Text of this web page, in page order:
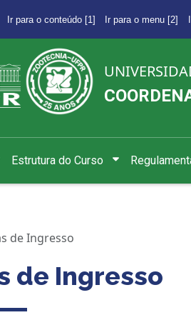
Ir para o conteúdo [1] Ir para o menu [2]
Estrutura do Curso
de Ingresso
de Ingresso